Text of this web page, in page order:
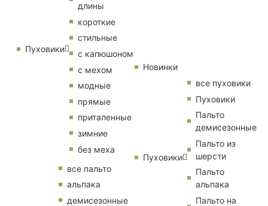
Пуховики
длины
короткие
стильные
с капюшоном
с мехом
модные
прямые
приталенные
зимние
без меха
все пальто
альпака
демисезонные
Новинки
Пуховики
все пуховики
Пуховики
Пальто
демисезонные
Пальто из
шерсти
Пальто
альпака
Пальто на